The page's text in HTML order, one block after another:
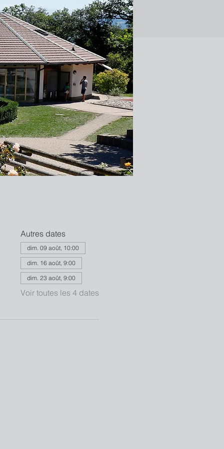
Autres dates
dim. 09 août, 10:00
dim. 16 août, 9:00
dim. 23 août, 9:00
Voir toutes les 4 dates